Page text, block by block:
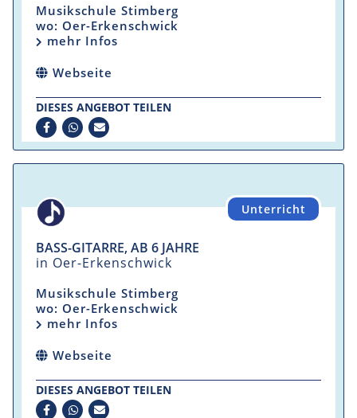
Musikschule Stimberg
wo: Oer-Erkenschwick
mehr Infos
Webseite
DIESES ANGEBOT TEILEN
Unterricht
BASS-GITARRE, AB 6 JAHRE
in Oer-Erkenschwick
Musikschule Stimberg
wo: Oer-Erkenschwick
mehr Infos
Webseite
DIESES ANGEBOT TEILEN